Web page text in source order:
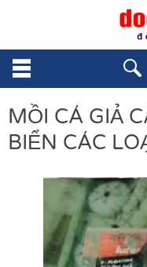
MỒI CÁ GIẢ
BIỂN CÁC